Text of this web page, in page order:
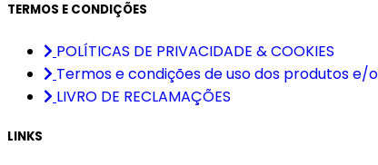
TERMOS E CONDIÇÕES
POLÍTICAS DE PRIVACIDADE & COOKIES
Termos e condições de uso dos produtos e/
LIVRO DE RECLAMAÇÕES
LINKS